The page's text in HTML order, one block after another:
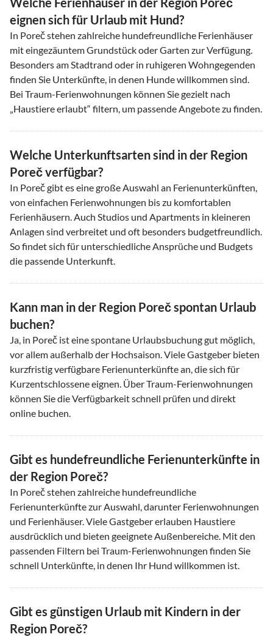
eignen sich für Urlaub mit Hund?
In Poreč stehen zahlreiche hundefreundliche Ferienhäuser
mit eingezäuntem Grundstück oder Garten zur Verfügung.
Besonders am Stadtrand oder in ruhigeren Wohngegenden
finden Sie Unterkünfte, in denen Hunde willkommen sind.
Bei Traum-Ferienwohnungen können Sie gezielt nach
„Haustiere erlaubt“ filtern, um passende Angebote zu finden.
Welche Unterkunftsarten sind in der Region
Poreč verfügbar?
In Poreč gibt es eine große Auswahl an Ferienunterkünften,
von einfachen Ferienwohnungen bis zu komfortablen
Ferienhäusern. Auch Studios und Apartments in kleineren
Anlagen sind verbreitet und oft besonders budgetfreundlich.
So findet sich für unterschiedliche Ansprüche und Budgets
die passende Unterkunft.
Kann man in der Region Poreč spontan Urlaub
buchen?
Ja, in Poreč ist eine spontane Urlaubsbuchung gut möglich,
vor allem außerhalb der Hochsaison. Viele Gastgeber bieten
kurzfristig verfügbare Ferienunterkünfte an, die sich für
Kurzentschlossene eignen. Über Traum-Ferienwohnungen
können Sie die Verfügbarkeit schnell prüfen und direkt
online buchen.
Gibt es hundefreundliche Ferienunterkünfte in
der Region Poreč?
In Poreč stehen zahlreiche hundefreundliche
Ferienunterkünfte zur Auswahl, darunter Ferienwohnungen
und Ferienhäuser. Viele Gastgeber erlauben Haustiere
ausdrücklich und bieten geeignete Außenbereiche. Mit den
passenden Filtern bei Traum-Ferienwohnungen finden Sie
schnell Unterkünfte, in denen Ihr Hund willkommen ist.
Gibt es günstigen Urlaub mit Kindern in der
Region Poreč?